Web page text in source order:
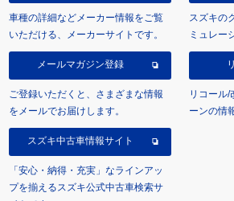
車種の詳細などメーカー情報をご覧
いただける、メーカーサイトです。
スズキの
ミュレー
メールマガジン登録
ご登録いただくと、さまざまな情報
をメールでお届けします。
リコール/
ーンの情
スズキ中古車情報サイト
「安心・納得・充実」なラインアッ
プを揃えるスズキ公式中古車検索サ